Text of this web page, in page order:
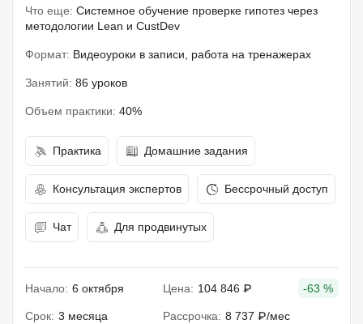
Что еще: Системное обучение проверке гипотез через
методологии Lean и CustDev
Формат: Видеоуроки в записи, работа на тренажерах
Занятий: 86 уроков
Объем практики: 40%
Практика Домашние задания
Консультация экспертов Бессрочный доступ
Чат Для продвинутых
Начало: 6 октября Цена: 104 846 ₽ -63 %
Срок: 3 месяца Рассрочка: 8 737 ₽/мес